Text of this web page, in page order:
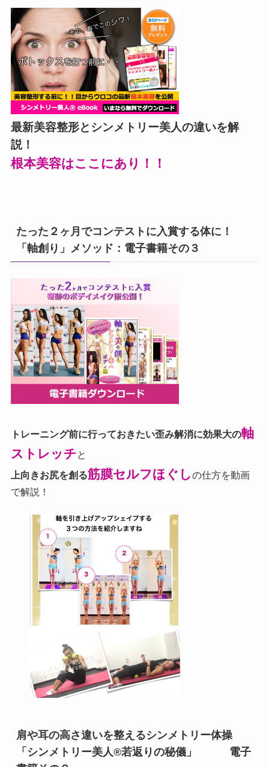
最新美容整形とシンメトリー美人の違いを解
説！
根本美容はここにあり！！
たった２ヶ月でコンテストに入賞する体に！
「軸創り」メソッド：電子書籍その３
トレーニング前に行っておきたい歪み解消に効果大の軸
ストレッチと
上向きお尻を創る筋膜セルフほぐしの仕方を動画
で解説！
肩や耳の高さ違いを整えるシンメトリー体操
「シンメトリー美人®若返りの秘儀」 電子